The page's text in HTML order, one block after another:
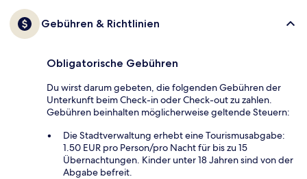
Gebühren & Richtlinien
Obligatorische Gebühren
Du wirst darum gebeten, die folgenden Gebühren der
Unterkunft beim Check-in oder Check-out zu zahlen.
Gebühren beinhalten möglicherweise geltende Steuern:
Die Stadtverwaltung erhebt eine Tourismusabgabe:
1.50 EUR pro Person/pro Nacht für bis zu 15
Übernachtungen. Kinder unter 18 Jahren sind von der
Abgabe befreit.